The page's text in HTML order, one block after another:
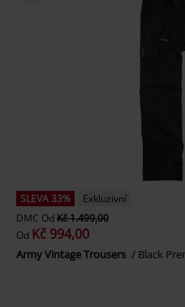
SLEVA 33%
Exkluzivní
DMC Od Kč 1.499,00
Od Kč 994,00
Army Vintage Trousers Black